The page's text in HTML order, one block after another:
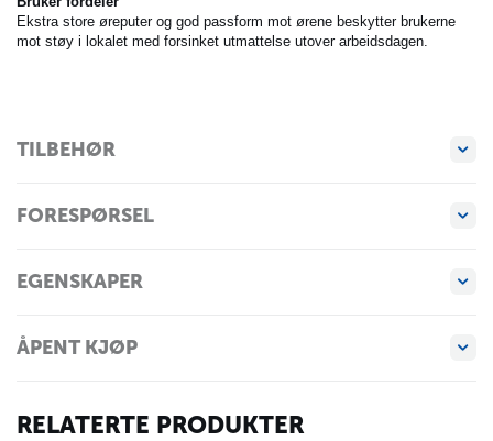
Ekstra store øreputer og god passform mot ørene beskytter brukerne
mot støy i lokalet med forsinket utmattelse utover arbeidsdagen.
TILBEHØR
FORESPØRSEL
EGENSKAPER
ÅPENT KJØP
RELATERTE PRODUKTER